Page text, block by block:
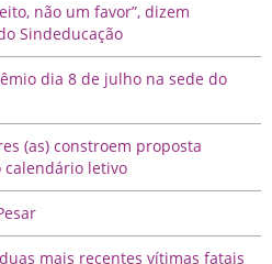
não um favor”, dizem
Sindeducação
dia 8 de julho na sede do
(as) constroem proposta
calendário letivo
mais recentes vítimas fatais